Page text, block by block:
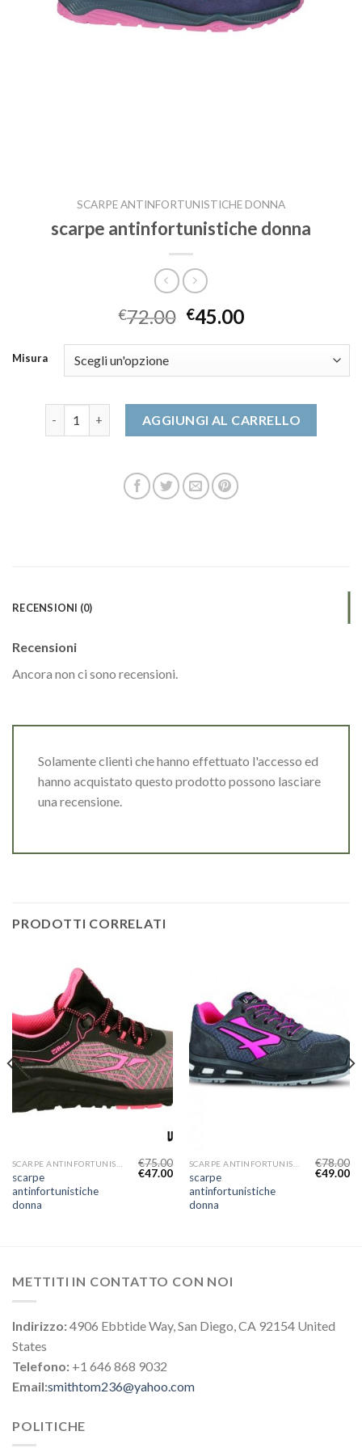
SCARPE ANTINFORTUNISTICHE DONNA
scarpe antinfortunistiche donna
€72.00 €45.00
Misura
AGGIUNGI AL CARRELLO
RECENSIONI (0)
Recensioni
Ancora non ci sono recensioni.
Solamente clienti che hanno effettuato l'accesso ed
hanno acquistato questo prodotto possono lasciare
una recensione.
PRODOTTI CORRELATI
scarpe
antinfortunistiche
donna
€75.00
€47.00
scarpe
antinfortunistiche
donna
€78.00
€49.00
METTITI IN CONTATTO CON NOI
Indirizzo:4906 Ebbtide Way, San Diego, CA 92154 United
States
Telefono: +1 646 868 9032
Email:smithtom236@yahoo.com
POLITICHE